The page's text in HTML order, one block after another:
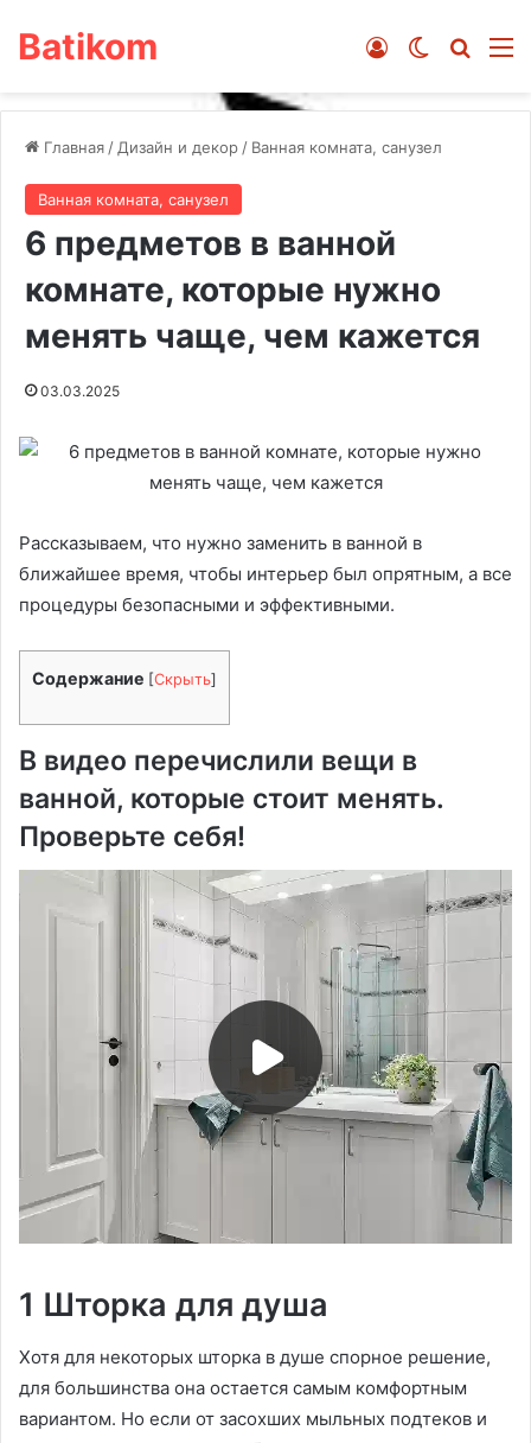
Batikom Switch skin
Войти
Главная / Дизайн и декор / Ванная комната, санузел
Ванная комната, санузел
6 предметов в ванной
комнате, которые нужно
менять чаще, чем кажется
03.03.2025
Рассказываем, что нужно заменить в ванной в
ближайшее время, чтобы интерьер был опрятным, а все
процедуры безопасными и эффективными.
Содержание [Скрыть]
В видео перечислили вещи в
ванной, которые стоит менять.
Проверьте себя!
1 Шторка для душа
Хотя для некоторых шторка в душе спорное решение,
для большинства она остается самым комфортным
вариантом. Но если от засохших мыльных подтеков и